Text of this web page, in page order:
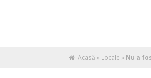
Acasă » Locale » Nu a